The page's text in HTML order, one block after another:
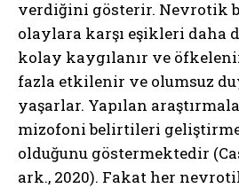
verdiğini gösterir. Nevrotik
olaylara karşı eşikleri daha
kolay kaygılanır ve
fazla etkilenir ve olumsuz
yaşarlar. Yapılan
mizofoni belirtileri
olduğunu göstermektedir
ark., 2020). Fakat her